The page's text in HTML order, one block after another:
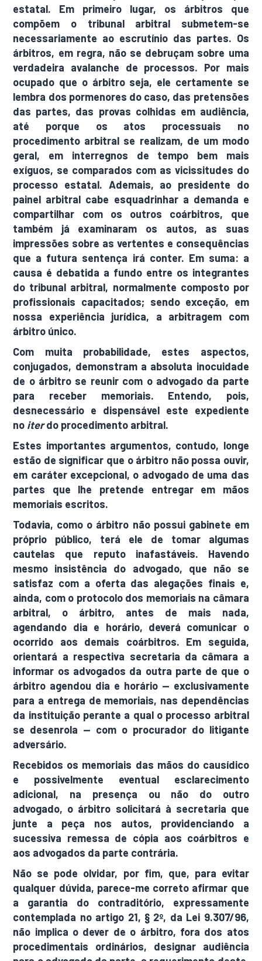
estatal. Em primeiro lugar, os árbitros que
compõem o tribunal arbitral submetem-se
necessariamente ao escrutínio das partes. Os
árbitros, em regra, não se debruçam sobre uma
verdadeira avalanche de processos. Por mais
ocupado que o árbitro seja, ele certamente se
lembra dos pormenores do caso, das pretensões
das partes, das provas colhidas em audiência,
até porque os atos processuais no
procedimento arbitral se realizam, de um modo
geral, em interregnos de tempo bem mais
exíguos, se comparados com as vicissitudes do
processo estatal. Ademais, ao presidente do
painel arbitral cabe esquadrinhar a demanda e
compartilhar com os outros coárbitros, que
também já examinaram os autos, as suas
impressões sobre as vertentes e consequências
que a futura sentença irá conter. Em suma: a
causa é debatida a fundo entre os integrantes
do tribunal arbitral, normalmente composto por
profissionais capacitados; sendo exceção, em
nossa experiência jurídica, a arbitragem com
árbitro único.
Com muita probabilidade, estes aspectos,
conjugados, demonstram a absoluta inocuidade
de o árbitro se reunir com o advogado da parte
para receber memoriais. Entendo, pois,
desnecessário e dispensável este expediente
no iterdo procedimento arbitral.
Estes importantes argumentos, contudo, longe
estão de significar que o árbitro não possa ouvir,
em caráter excepcional, o advogado de uma das
partes que lhe pretende entregar em mãos
memoriais escritos.
Todavia, como o árbitro não possui gabinete em
próprio público, terá ele de tomar algumas
cautelas que reputo inafastáveis. Havendo
mesmo insistência do advogado, que não se
satisfaz com a oferta das alegações finais e,
ainda, com o protocolo dos memoriais na câmara
arbitral, o árbitro, antes de mais nada,
agendando dia e horário, deverá comunicar o
ocorrido aos demais coárbitros. Em seguida,
orientará a respectiva secretaria da câmara a
informar os advogados da outra parte de que o
árbitro agendou dia e horário — exclusivamente
para a entrega de memoriais, nas dependências
da instituição perante a qual o processo arbitral
se desenrola — com o procurador do litigante
adversário.
Recebidos os memoriais das mãos do causídico
e possivelmente eventual esclarecimento
adicional, na presença ou não do outro
advogado, o árbitro solicitará à secretaria que
junte a peça nos autos, providenciando a
sucessiva remessa de cópia aos coárbitros e
aos advogados da parte contrária.
Não se pode olvidar, por fim, que, para evitar
qualquer dúvida, parece-me correto afirmar que
a garantia do contraditório, expressamente
contemplada no artigo 21, § 2º, da Lei 9.307/96,
não implica o dever de o árbitro, fora dos atos
procedimentais ordinários, designar audiência